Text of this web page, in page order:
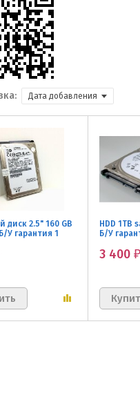
Дата добавления
диск 2.5" 160 GB
У гарантия 1
HDD 1TB
Б/У
3 400₽